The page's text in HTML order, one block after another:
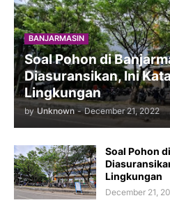
BANJARMASIN
Soal Pohon di
Diasuransikan, Ini
Lingkungan
by Unknown - December 21, 2022
Soal Pohon
Lingkungan
December 21,